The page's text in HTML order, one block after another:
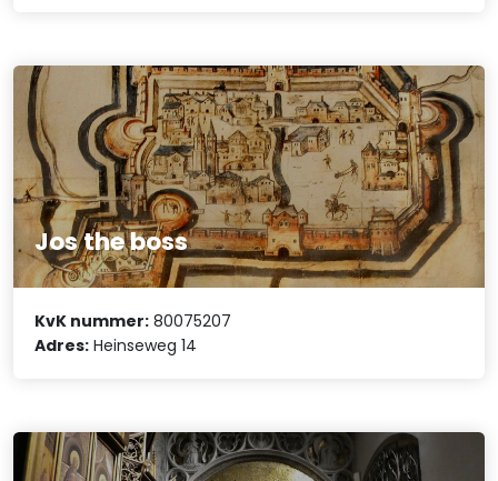
Jos the boss
KvK nummer: 80075207
Adres: Heinseweg 14